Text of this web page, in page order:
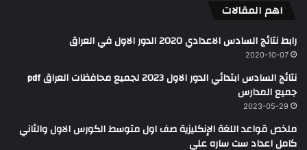
اهم المقالات
رابط نتائج السادس الاعدادي 2020 الدور الاول في العراق
2020-10-07
نتائج السادس ابتدائي الدور الاول 2023 لجميع محافظات العراق pdf
جميع المدارس
2023-05-29
ملخص قواعد اللغة الإنكليزية صف اول متوسط الكورس الاول والثاني
كامل اعداد ست ساره علي